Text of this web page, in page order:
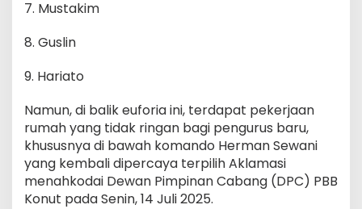
7. Mustakim
8. Guslin
9. Hariato
Namun, di balik euforia ini, terdapat pekerjaan
rumah yang tidak ringan bagi pengurus baru,
khususnya di bawah komando Herman Sewani
yang kembali dipercaya terpilih Aklamasi
menahkodai Dewan Pimpinan Cabang (DPC) PBB
Konut pada Senin, 14 Juli 2025.